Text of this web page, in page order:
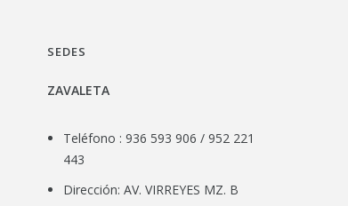
SEDES
Teléfono : 936 593 906 / 952 221
443